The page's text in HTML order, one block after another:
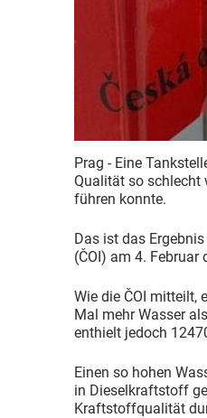
Prag - Eine
Qualität so schlecht
führen konnte.
Das ist das
(ČOI) am 4. Februar
Wie die ČOI mitteilt,
Mal mehr Wasser
enthielt jedoch
Einen so hohen
in Dieselkraftstoff
Kraftstoffqualität